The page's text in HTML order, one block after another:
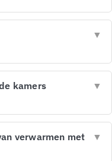
▼
kamers
▼
verwarmen met
▼